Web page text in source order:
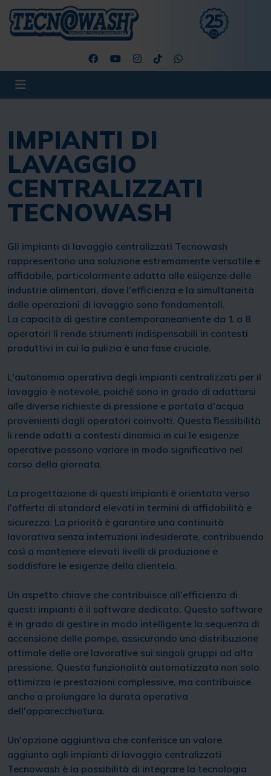
IMPIANTI DI
LAVAGGIO
CENTRALIZZATI
TECNOWASH
Gli impianti di lavaggio centralizzati Tecnowash
rappresentano una soluzione estremamente versatile e
affidabile, particolarmente adatta alle esigenze delle
industrie alimentari, dove l'efficienza e la simultaneità
delle operazioni di lavaggio sono fondamentali.
La capacità di gestire contemporaneamente da 1 a 8
operatori li rende strumenti indispensabili in contesti
produttivi in cui la pulizia è una fase cruciale.
L'autonomia operativa degli impianti centralizzati per il
lavaggio è notevole, poiché sono in grado di adattarsi
alle diverse richieste di pressione e portata d'acqua
provenienti dagli operatori coinvolti. Questa flessibilità
li rende adatti a contesti dinamici in cui le esigenze
operative possono variare in modo significativo nel
corso della giornata.
La progettazione di questi impianti è orientata verso
l'offerta di standard elevati in termini di affidabilità e
sicurezza. La priorità è garantire una continuità
lavorativa senza interruzioni indesiderate, contribuendo
così a mantenere elevati livelli di produzione e
soddisfare le esigenze della clientela.
Un aspetto chiave che contribuisce all'efficienza di
questi impianti è il software dedicato. Questo software
è in grado di gestire in modo intelligente la sequenza di
accensione delle pompe, assicurando una distribuzione
ottimale delle ore lavorative sui singoli gruppi ad alta
pressione. Questa funzionalità automatizzata non solo
ottimizza le prestazioni complessive, ma contribuisce
anche a prolungare la durata operativa
dell'apparecchiatura.
Un'opzione aggiuntiva che conferisce un valore
aggiunto agli impianti di lavaggio centralizzati
Tecnowash è la possibilità di integrare la tecnologia